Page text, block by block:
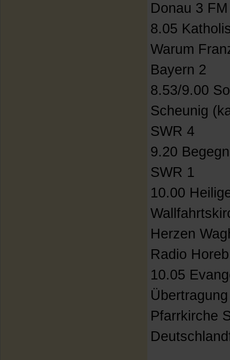
Donau 3 FM
8.05
Warum
Bayern 2
8.53/9.00
Scheunig
SWR 4
9.20
SWR 1
10.00
Herzen
Radio Horeb
10.05
Pfarrkirche